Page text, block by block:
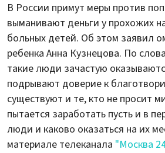
В России примут меры против
выманивают деньги у прохожих
больных детей. Об этом заявил
ребенка Анна Кузнецова. По
такие люди зачастую
подрывают доверие к
существуют и те, кто не просит
пытается заработать пусть и в
люди и каково оказаться на их
материале телеканала "Москва